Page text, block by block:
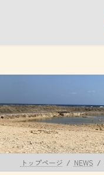
ス
プ
ン
動
トップページ NEWS